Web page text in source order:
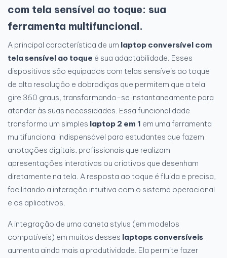
com tela sensível ao toque: sua
ferramenta multifuncional.
A principal característica de um laptop conversível com
tela sensível ao toque é sua adaptabilidade. Esses
dispositivos são equipados com telas sensíveis ao toque
de alta resolução e dobradiças que permitem que a tela
gire 360 graus, transformando-se instantaneamente para
atender às suas necessidades. Essa funcionalidade
transforma um simples laptop 2 em 1 em uma ferramenta
multifuncional indispensável para estudantes que fazem
anotações digitais, profissionais que realizam
apresentações interativas ou criativos que desenham
diretamente na tela. A resposta ao toque é fluida e precisa,
facilitando a interação intuitiva com o sistema operacional
e os aplicativos.
A integração de uma caneta stylus (em modelos
compatíveis) em muitos desses laptops conversíveis
aumenta ainda mais a produtividade. Ela permite fazer